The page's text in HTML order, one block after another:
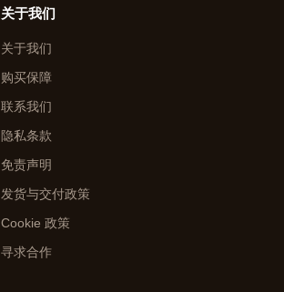
关于我们
关于我们
购买保障
联系我们
隐私条款
免责声明
发货与交付政策
Cookie 政策
寻求合作